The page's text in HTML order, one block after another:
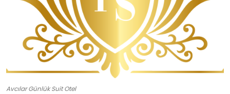
Avcılar Günlük Suit Otel